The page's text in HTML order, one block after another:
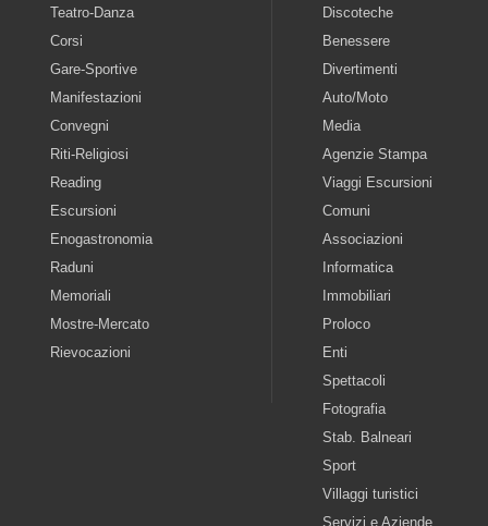
Teatro-Danza
Corsi
Gare-Sportive
Manifestazioni
Convegni
Riti-Religiosi
Reading
Escursioni
Enogastronomia
Raduni
Memoriali
Mostre-Mercato
Rievocazioni
Discoteche
Benessere
Divertimenti
Auto/Moto
Media
Agenzie Stampa
Viaggi Escursioni
Comuni
Associazioni
Informatica
Immobiliari
Proloco
Enti
Spettacoli
Fotografia
Stab. Balneari
Sport
Villaggi turistici
Servizi e Aziende